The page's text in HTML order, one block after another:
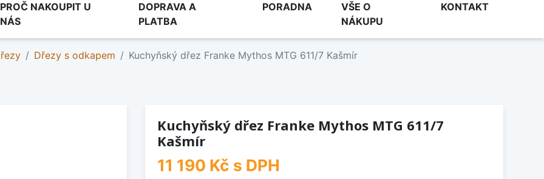
PROČ NAKOUPIT U
NÁS
DOPRAVA A
PLATBA
PORADNA
VŠE O
NÁKUPU
KONTAKT
Dřezy s odkapem Kuchyňský dřez Franke Mythos MTG 611/7 Kašmír
Kuchyňský dřez Franke Mythos MTG 611/7
Kašmír
11 190 Kč s DPH